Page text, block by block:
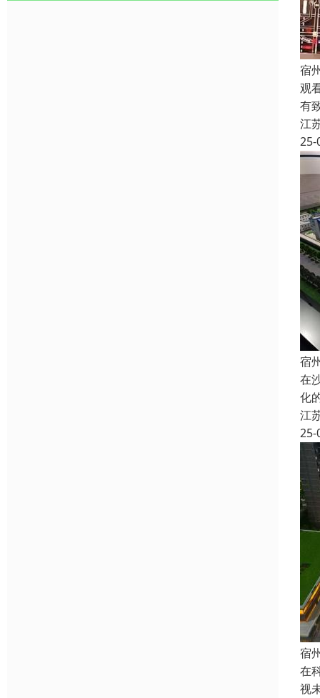
宿
观
有
江
25-
宿
在
化
江
25-
宿
在
视